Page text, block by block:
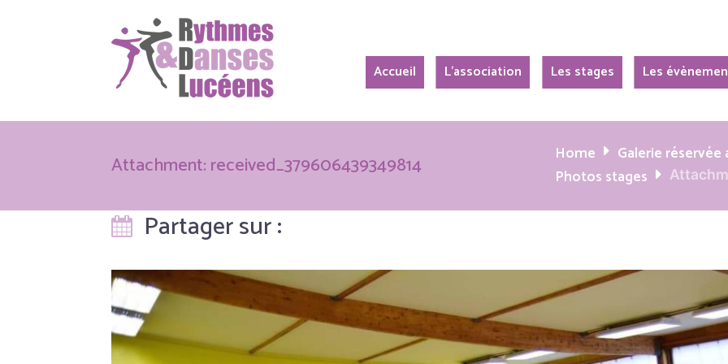
Accueil L’association Les stages Les
Attachment: received_379606439349814 Home Galerie
Photos stages
Partager sur :